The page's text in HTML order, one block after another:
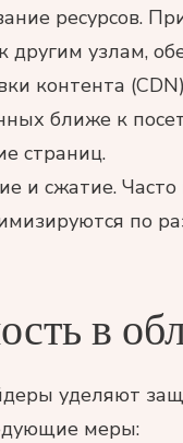
ресурсов.
другим узлам,
контента
ближе к
страниц.
и сжатие.
по
в
уделяют
меры: